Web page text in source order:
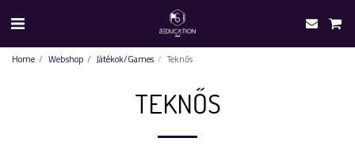
Home Webshop Játékok/Games Teknős
TEKNŐS